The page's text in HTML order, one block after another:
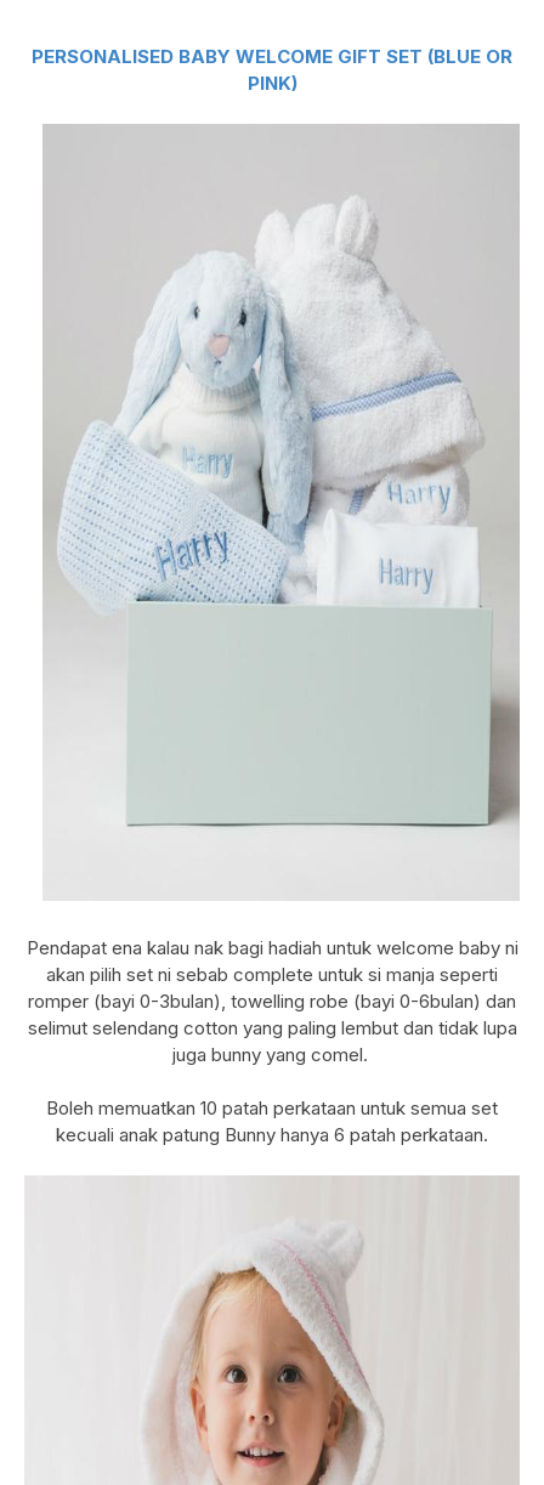
PERSONALISED BABY WELCOME GIFT SET (BLUE OR
PINK)
Pendapat ena kalau nak bagi hadiah untuk welcome baby ni
akan pilih set ni sebab complete untuk si manja seperti
romper (bayi 0-3bulan), towelling robe (bayi 0-6bulan) dan
selimut selendang cotton yang paling lembut dan tidak lupa
juga bunny yang comel.
Boleh memuatkan 10 patah perkataan untuk semua set
kecuali anak patung Bunny hanya 6 patah perkataan.